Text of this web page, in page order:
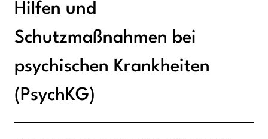
Hilfen und
Schutzmaßnahmen bei
psychischen Krankheiten
(PsychKG)